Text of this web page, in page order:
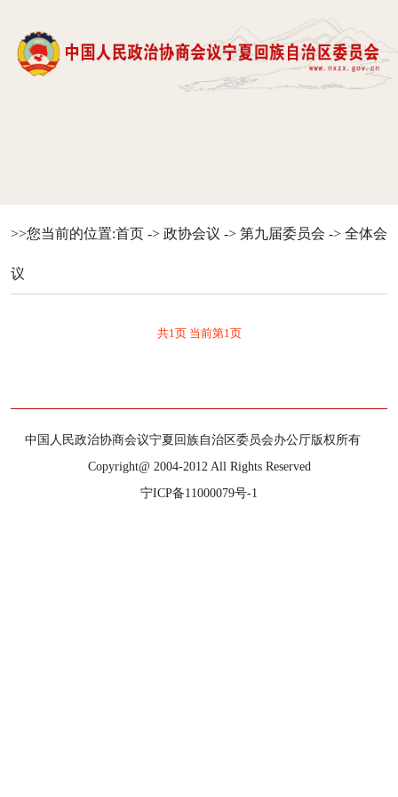
>>您当前的位置:首页 -> 政协会议 -> 第九届委员会 -> 全体会
议
共1页 当前第1页
中国人民政治协商会议宁夏回族自治区委员会办公厅版权所有
Copyright@ 2004-2012 All Rights Reserved
宁ICP备11000079号-1